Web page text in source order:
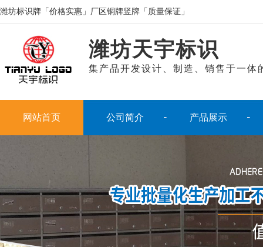
潍坊标识牌「价格实惠」厂区铜牌竖牌「质量保证」
潍坊天宇标识
集产品开发设计、制造、销售于一体
网站首页 公司简介 产品展示